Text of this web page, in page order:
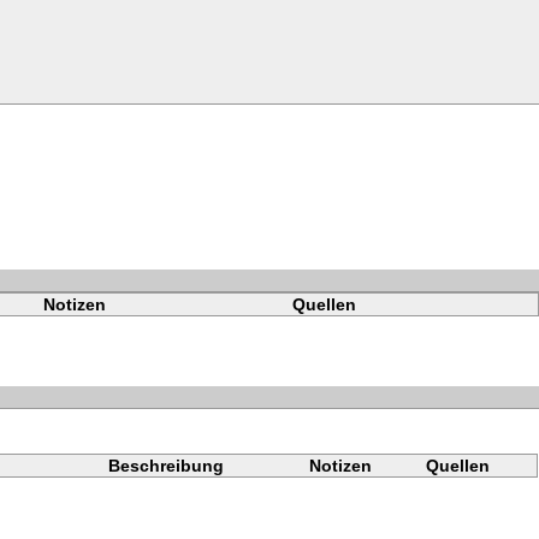
Notizen Quellen
Beschreibung Notizen Quellen